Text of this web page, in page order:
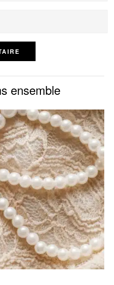
ensemble